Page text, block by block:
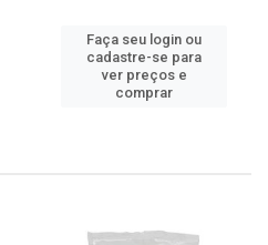
Faça seu login ou
cadastre-se para
ver preços e
comprar